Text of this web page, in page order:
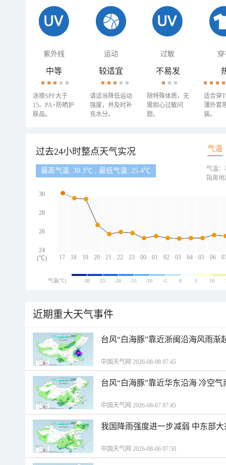
紫外线 运动 过敏 穿
中等
涂擦SPF大于
15、PA+防晒护
肤品。
较适宜
请适当降低运动
强度，并及时补
充水分。
不易发
除特殊体质，无
需担心过敏问
题。
适合穿
薄外套
装。
过去24小时整点天气实况 气温
最高气温: 30.3℃ , 最低气温: 25.4℃
17 18 19 20 21 22 23 00 01 02 03 04 05 06
30
28
26
24
(℃)
气温：
指离地
气温(℃) -30 -25 -20 -15 -10 -5 0 5 10
近期重大天气事件
台风“白海豚”靠近浙闽沿海风雨渐
中国天气网 2026-08-08 07:45
台风“白海豚”靠近华东沿海 冷空
中国天气网 2026-08-07 07:45
我国降雨强度进一步减弱 中东部
中国天气网 2026-08-06 07:50